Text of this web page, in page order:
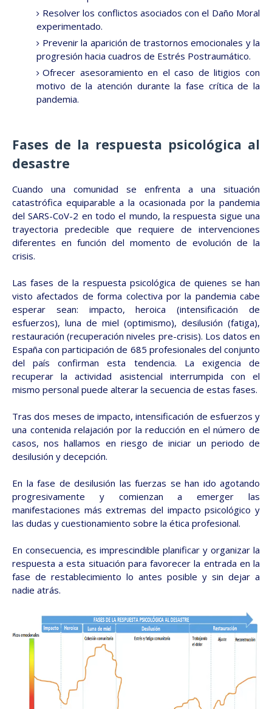
Resolver los conflictos asociados con el Daño Moral
experimentado.
Prevenir la aparición de trastornos emocionales y la
progresión hacia cuadros de Estrés Postraumático.
Ofrecer asesoramiento en el caso de litigios con
motivo de la atención durante la fase crítica de la
pandemia.
Fases de la respuesta psicológica al
desastre
Cuando una comunidad se enfrenta a una situación
catastrófica equiparable a la ocasionada por la pandemia
del SARS-CoV-2 en todo el mundo, la respuesta sigue una
trayectoria predecible que requiere de intervenciones
diferentes en función del momento de evolución de la
crisis.
Las fases de la respuesta psicológica de quienes se han
visto afectados de forma colectiva por la pandemia cabe
esperar sean: impacto, heroica (intensificación de
esfuerzos), luna de miel (optimismo), desilusión (fatiga),
restauración (recuperación niveles pre-crisis). Los datos en
España con participación de 685 profesionales del conjunto
del país confirman esta tendencia. La exigencia de
recuperar la actividad asistencial interrumpida con el
mismo personal puede alterar la secuencia de estas fases.
Tras dos meses de impacto, intensificación de esfuerzos y
una contenida relajación por la reducción en el número de
casos, nos hallamos en riesgo de iniciar un periodo de
desilusión y decepción.
En la fase de desilusión las fuerzas se han ido agotando
progresivamente y comienzan a emerger las
manifestaciones más extremas del impacto psicológico y
las dudas y cuestionamiento sobre la ética profesional.
En consecuencia, es imprescindible planificar y organizar la
respuesta a esta situación para favorecer la entrada en la
fase de restablecimiento lo antes posible y sin dejar a
nadie atrás.